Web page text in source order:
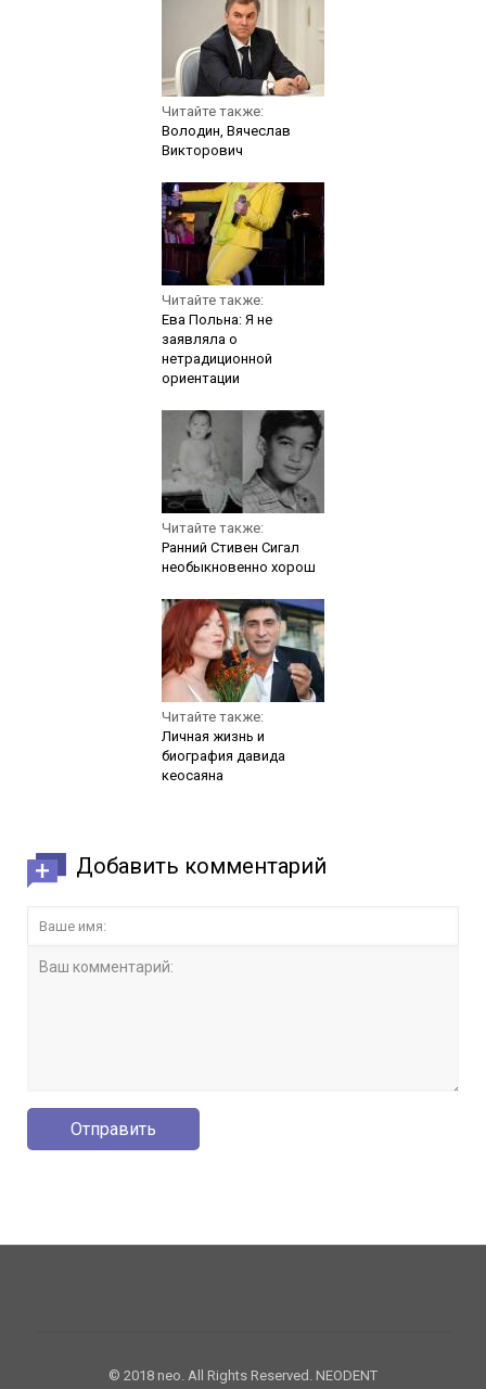
Читайте также:
Володин, Вячеслав
Викторович
Читайте также:
Ева Польна: Я не
заявляла о
нетрадиционной
ориентации
Читайте также:
Ранний Стивен Сигал
необыкновенно хорош
Читайте также:
Личная жизнь и
биография давида
кеосаяна
Добавить комментарий
© 2018 neo. All Rights Reserved. NEODENT